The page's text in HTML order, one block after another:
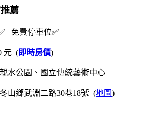
薦
免費停車位✅
元 (即時房價)
水公園、國立傳統藝術中心
山鄉武淵二路30巷18號 (地圖)